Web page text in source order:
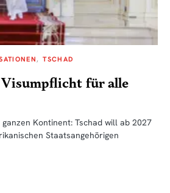
TSCHAD
Visumpflicht für alle
Kontinent: Tschad will ab 2027
Staatsangehörigen